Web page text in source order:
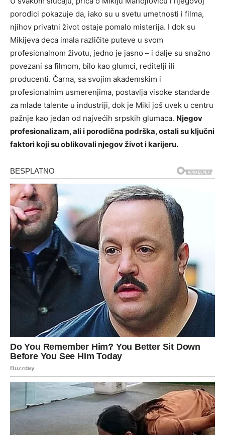
porodici pokazuje da, iako su u svetu umetnosti i filma,
njihov privatni život ostaje pomalo misterija. I dok su
Mikijeva deca imala različite puteve u svom
profesionalnom životu, jedno je jasno – i dalje su snažno
povezani sa filmom, bilo kao glumci, reditelji ili
producenti. Čarna, sa svojim akademskim i
profesionalnim usmerenjima, postavlja visoke standarde
za mlade talente u industriji, dok je Miki još uvek u centru
pažnje kao jedan od najvećih srpskih glumaca. Njegov
profesionalizam, ali i porodična podrška, ostali su ključni
faktori koji su oblikovali njegov život i karijeru.